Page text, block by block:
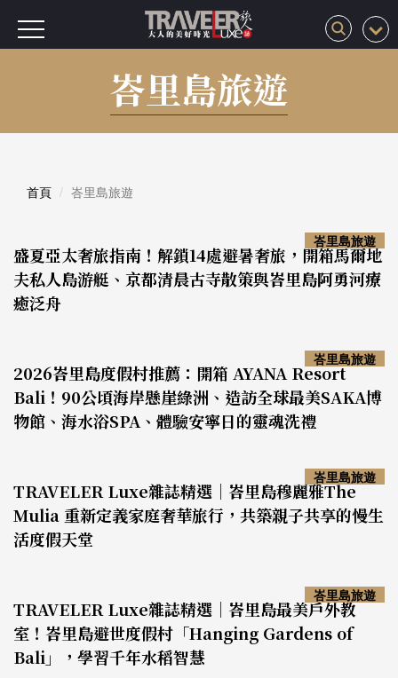
峇里島旅遊
首頁 峇里島旅遊
盛夏亞太奢旅指南！解鎖14處避暑奢旅，開箱馬爾地
夫私人島游艇、京都清晨古寺散策與峇里島阿勇河療
癒泛舟
峇里島旅遊
2026峇里島度假村推薦：開箱 AYANA Resort
Bali！90公頃海岸懸崖綠洲、造訪全球最美SAKA博
物館、海水浴SPA、體驗安寧日的靈魂洗禮
峇里島旅遊
TRAVELER Luxe雜誌精選｜峇里島穆麗雅The
Mulia 重新定義家庭奢華旅行，共築親子共享的慢生
活度假天堂
峇里島旅遊
TRAVELER Luxe雜誌精選｜峇里島最美戶外教
室！峇里島避世度假村「Hanging Gardens of
Bali」，學習千年水稻智慧
峇里島旅遊